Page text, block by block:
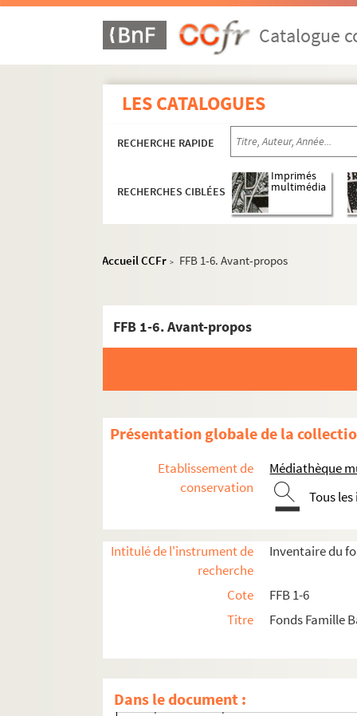
Catalogue
LES CATALOGUES
RECHERCHE RAPIDE
RECHERCHES CIBLÉES
Imprimés
multimédia
Accueil CCFr > FFB 1-6. Avant-propos
FFB 1-6. Avant-propos
Présentation globale de la
Etablissement de
conservation
Médiathèque
Tous
Intitulé de l'instrument de
recherche
Inventaire du
Cote
FFB 1-6
Titre
Fonds Famille
Dans le document :
Papiers relatifs à Claude-Marie-Philibert Babey
Papiers et écrits pour la recherche en